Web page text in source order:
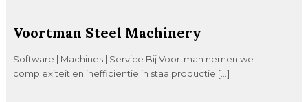
Voortman Steel Machinery
Software | Machines | Service Bij Voortman nemen we
complexiteit en inefficiëntie in staalproductie […]